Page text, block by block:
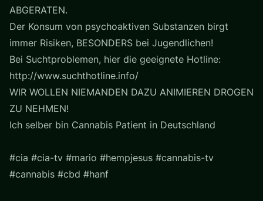
ABGERATEN.
Der Konsum von psychoaktiven Substanzen birgt
immer Risiken, BESONDERS bei Jugendlichen!
Bei Suchtproblemen, hier die geeignete Hotline:
http://www.suchthotline.info/
WIR WOLLEN NIEMANDEN DAZU ANIMIEREN DROGEN
ZU NEHMEN!
Ich selber bin Cannabis Patient in Deutschland
#cia #cia-tv #mario #hempjesus #cannabis-tv
#cannabis #cbd #hanf